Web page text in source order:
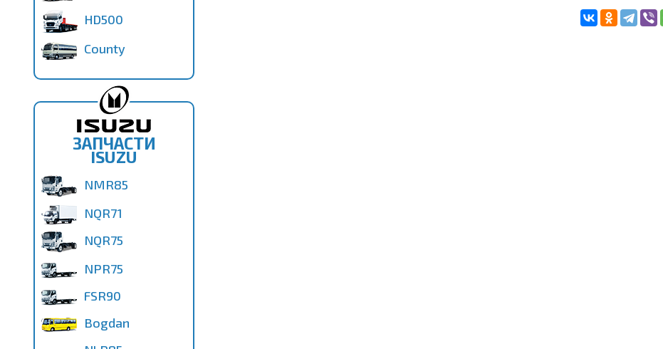
HD500
County
ЗАПЧАСТИ
ISUZU
NMR85
NQR71
NQR75
NPR75
FSR90
Bogdan